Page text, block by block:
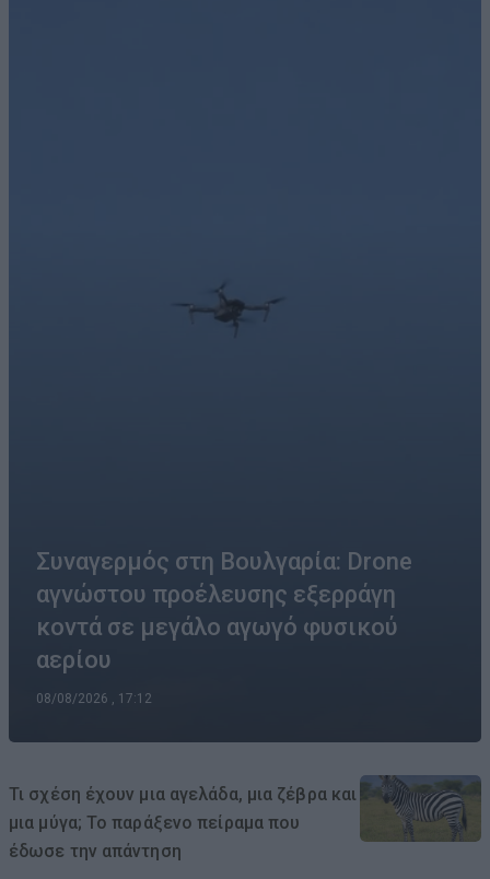
Συναγερμός στη Βουλγαρία: Drone
αγνώστου προέλευσης εξερράγη
κοντά σε μεγάλο αγωγό φυσικού
αερίου
08/08/2026 , 17:12
Τι σχέση έχουν μια αγελάδα, μια ζέβρα και
μια μύγα; Το παράξενο πείραμα που
έδωσε την απάντηση